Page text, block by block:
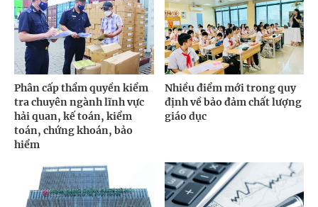
Phân cấp thẩm quyền kiểm
tra chuyên ngành lĩnh vực
hải quan, kế toán, kiểm
toán, chứng khoán, bảo
hiểm
Nhiều điểm mới trong quy
định về bảo đảm chất lượng
giáo dục